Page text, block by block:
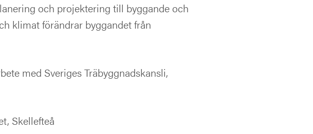
och projektering till byggande och
klimat förändrar byggandet från
med Sveriges Träbyggnadskansli,
Skellefteå